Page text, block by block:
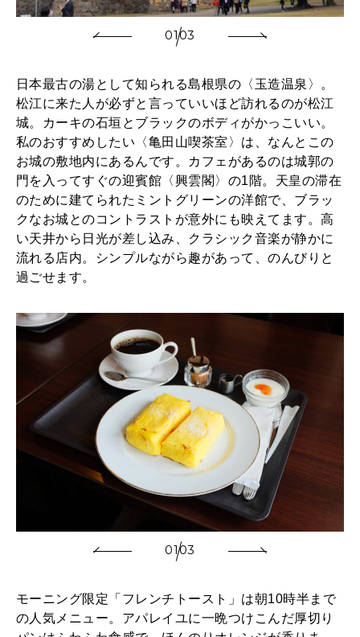
0103
日本最古の湯として知られる島根県の〈玉造温泉〉。
松江に来た人が必ずと言っていいほど訪れるのが松江
城。カーキの石垣とブラックのボディがかっこいい。
私のおすすめしたい〈亀田山喫茶室〉は、なんとこの
お城の敷地内にあるんです。カフェがあるのは城郭の
門を入ってすぐの迎賓館〈興雲閣〉の1階。天皇の滞在
のために建てられたミントグリーンの洋館で、ブラッ
クなお城とのコントラストが意外にも映えてます。高
い天井から日光が差し込み、クラシック音楽が静かに
流れる店内。シンプルながら趣があって、のんびりと
過ごせます。
0103
モーニング限定「フレンチトースト」は朝10時半まで
の人気メニュー。アパレイユに一晩つけこんだ厚切り